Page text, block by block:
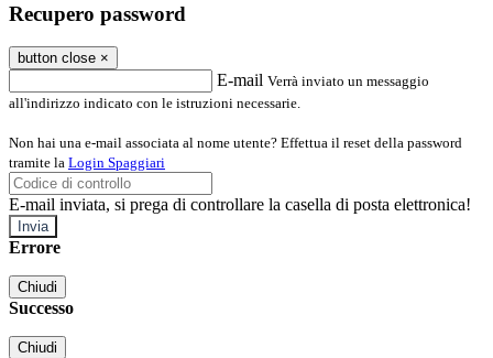
Recupero password
button close ×
E-mail Verrà inviato un messaggio
all'indirizzo indicato con le istruzioni necessarie.
Non hai una e-mail associata al nome utente? Effettua il reset della password
tramite la Login Spaggiari
E-mail inviata, si prega di controllare la casella di posta elettronica!
Errore
Chiudi
Successo
Chiudi